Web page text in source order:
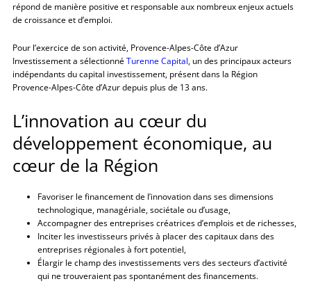
répond de manière positive et responsable aux nombreux enjeux actuels
de croissance et d’emploi.
Pour l’exercice de son activité, Provence-Alpes-Côte d’Azur
Investissement a sélectionnéTurenne Capital, un des principaux acteurs
indépendants du capital investissement, présent dans la Région
Provence-Alpes-Côte d’Azur depuis plus de 13 ans.
L’innovation au cœur du
développement économique, au
cœur de la Région
Favoriser le financement de l’innovation dans ses dimensions
technologique, managériale, sociétale ou d’usage,
Accompagner des entreprises créatrices d’emplois et de richesses,
Inciter les investisseurs privés à placer des capitaux dans des
entreprises régionales à fort potentiel,
Élargir le champ des investissements vers des secteurs d’activité
qui ne trouveraient pas spontanément des financements.